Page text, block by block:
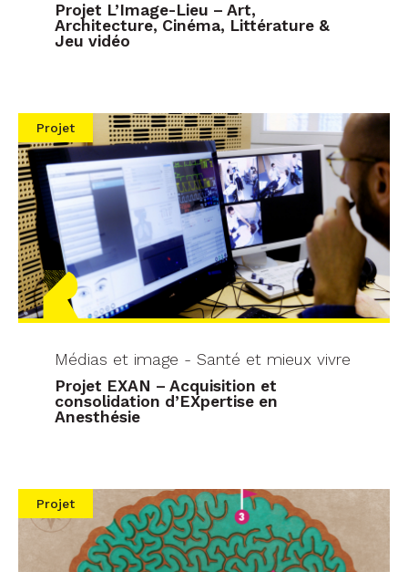
Projet L’Image-Lieu – Art,
Architecture, Cinéma, Littérature &
Jeu vidéo
Projet
Médias et image - Santé et mieux vivre
Projet EXAN – Acquisition et
consolidation d’EXpertise en
Anesthésie
Projet